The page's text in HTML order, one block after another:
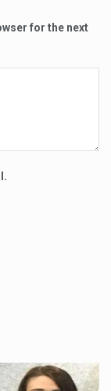
for the next